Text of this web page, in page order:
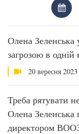
Олена
загрозою в одній
20 вересня
Треба рятувати
Олена Зеленська
директором